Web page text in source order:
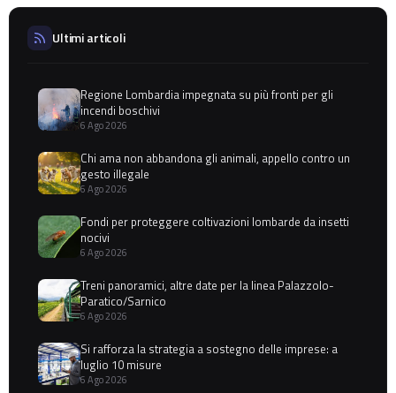
Ultimi articoli
Regione Lombardia impegnata su più fronti per gli
incendi boschivi
6 Ago 2026
Chi ama non abbandona gli animali, appello contro un
gesto illegale
6 Ago 2026
Fondi per proteggere coltivazioni lombarde da insetti
nocivi
6 Ago 2026
Treni panoramici, altre date per la linea Palazzolo-
Paratico/Sarnico
6 Ago 2026
Si rafforza la strategia a sostegno delle imprese: a
luglio 10 misure
6 Ago 2026